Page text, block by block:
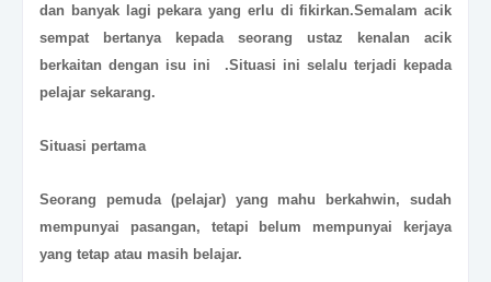
dan banyak lagi pekara yang erlu di fikirkan.Semalam acik
sempat bertanya kepada seorang ustaz kenalan acik
berkaitan dengan isu ini .Situasi ini selalu terjadi kepada
pelajar sekarang.
Situasi pertama
Seorang pemuda (pelajar) yang mahu berkahwin, sudah
mempunyai pasangan, tetapi belum mempunyai kerjaya
yang tetap atau masih belajar.